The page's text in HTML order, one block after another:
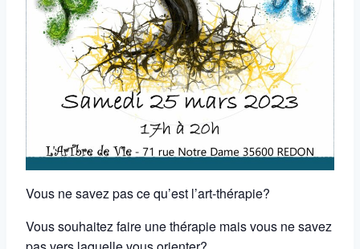
Vous ne savez pas ce qu’est l’art-thérapie?
Vous souhaitez faire une thérapie mais vous ne savez